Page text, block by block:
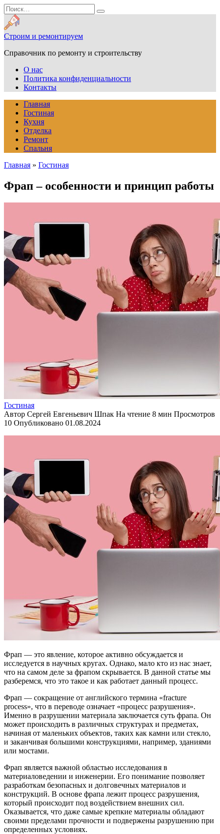
Перейти
к
содержанию
Search
for:
Строим и ремонтируем
Справочник по ремонту и строительству
О нас
Политика конфиденциальности
Контакты
Главная
Гостиная
Кухня
Отделка
Ремонт
Спальня
Главная » Гостиная
Фрап – особенности и принцип работы
Гостиная
Автор Сергей Евгеньевич Шпак На чтение 8 мин Просмотров
10 Опубликовано 01.08.2024
Фрап — это явление, которое активно обсуждается и
исследуется в научных кругах. Однако, мало кто из нас знает,
что на самом деле за фрапом скрывается. В данной статье мы
разберемся, что это такое и как работает данный процесс.
Фрап — сокращение от английского термина «fracture
process», что в переводе означает «процесс разрушения».
Именно в разрушении материала заключается суть фрапа. Он
может происходить в различных структурах и предметах,
начиная от маленьких объектов, таких как камни или стекло,
и заканчивая большими конструкциями, например, зданиями
или мостами.
Фрап является важной областью исследования в
материаловедении и инженерии. Его понимание позволяет
разработкам безопасных и долговечных материалов и
конструкций. В основе фрапа лежит процесс разрушения,
который происходит под воздействием внешних сил.
Оказывается, что даже самые крепкие материалы обладают
своими пределами прочности и подвержены разрушению при
определенных условиях.